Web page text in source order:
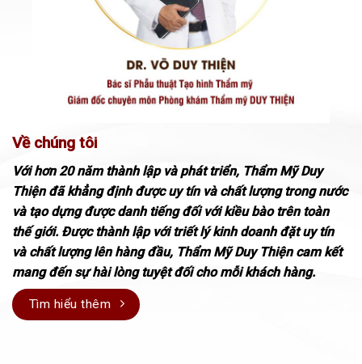
Về chúng tôi
Với hơn 20 năm thành lập và phát triển, Thẩm Mỹ Duy
Thiện đã khẳng định được uy tín và chất lượng trong nước
và tạo dựng được danh tiếng đối với kiều bào trên toàn
thế giới. Được thành lập với triết lý kinh doanh đặt uy tín
và chất lượng lên hàng đầu, Thẩm Mỹ Duy Thiện cam kết
mang đến sự hài lòng tuyệt đối cho mỗi khách hàng.
Tìm hiểu thêm